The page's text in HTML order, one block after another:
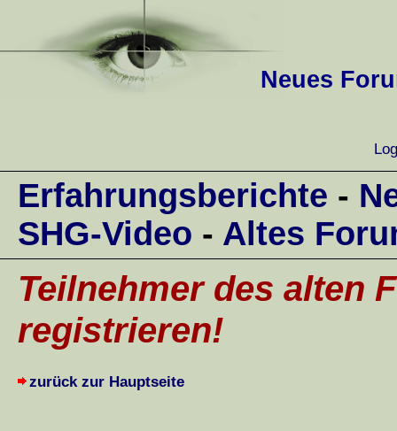
Neues
Erfahrungsberichte -
SHG-Video - Altes
Teilnehmer des alten
registrieren!
zurück zur Hauptseite